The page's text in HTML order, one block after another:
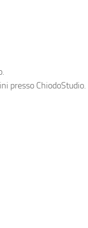
presso ChiodoStudio.